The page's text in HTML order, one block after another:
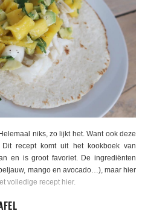
niks, zo lijkt het. Want ook deze
recept komt uit het kookboek van
en is groot favoriet. De ingrediënten
mango en avocado…), maar hier
volledige recept hier.